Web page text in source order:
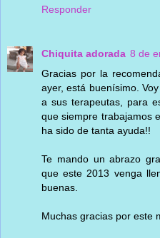
Responder
Chiquita adorada 8 de
Gracias por la
ayer, está buenísimo.
a sus terapeutas, para
que siempre trabajamos
ha sido de tanta ayuda!!
Te mando un abrazo
que este 2013 venga
buenas.
Muchas gracias por este